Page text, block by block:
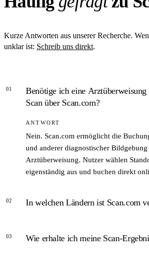
Kurze Antworten aus unserer Recherche.
unklar ist: Schreib uns direkt.
01
Benötige ich eine
Scan über Scan.com?
ANTWORT
Nein. Scan.com ermöglicht die
und anderer diagnostischer
Arztüberweisung. Nutzer wählen
eigenständig aus und buchen direkt
02 In welchen Ländern ist Scan.com
Scan.com ist aktuell primär im
03 Wie erhalte ich meine Scan-